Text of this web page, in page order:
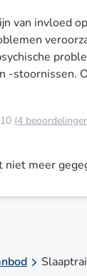
van invloed
-stoornissen.
(4
niet meer